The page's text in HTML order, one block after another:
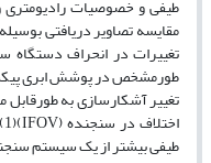
طیفى و خصوصیات رادیومترى
مقایسه تصاویر دریافتى
تغییرات در انحراف
طورمشخص در پوشش ابرى
تغییر آشکارسازى به
طیفى بیشتر از یک سیستم